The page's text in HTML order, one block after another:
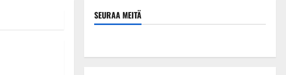
SEURAA MEITÄ